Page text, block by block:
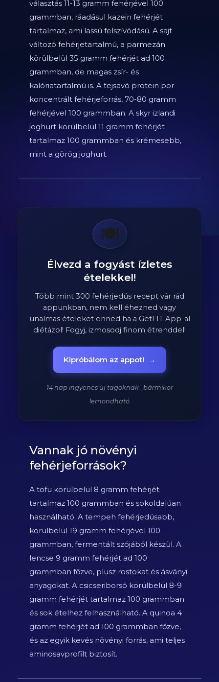
választás 11-13 gramm fehérjével 100
grammban, ráadásul kazein fehérjét
tartalmaz, ami lassú felszívódású. A sajt
változó fehérjetartalmú, a parmezán
körülbelül 35 gramm fehérjét ad 100
grammban, de magas zsír- és
kalóriatartalmú is. A tejsavó protein por
koncentrált fehérjeforrás, 70-80 gramm
fehérjével 100 grammban. A skyr izlandi
joghurt körülbelül 11 gramm fehérjét
tartalmaz 100 grammban és krémesebb,
mint a görög joghurt.
🍽️
Élvezd a fogyást ízletes
ételekkel!
Több mint 300 fehérjedús recept vár rád
appunkban, nem kell éhezned vagy
unalmas ételeket enned ha a GetFIT App-al
diétázol! Fogyj, izmosodj finom étrenddel!
Kipróbálom az appot! →
14 nap ingyenes új tagoknak · bármikor
lemondható
Vannak jó növényi
fehérjeforrások?
A tofu körülbelül 8 gramm fehérjét
tartalmaz 100 grammban és sokoldalúan
használható. A tempeh fehérjedúsabb,
körülbelül 19 gramm fehérjével 100
grammban, fermentált szójából készül. A
lencse 9 gramm fehérjét ad 100
grammban főzve, plusz rostokat és ásványi
anyagokat. A csicseriborsó körülbelül 8-9
gramm fehérjét tartalmaz 100 grammban
és sok ételhez felhasználható. A quinoa 4
gramm fehérjét ad 100 grammban főzve,
és az egyik kevés növényi forrás, ami teljes
aminosavprofilt biztosít.